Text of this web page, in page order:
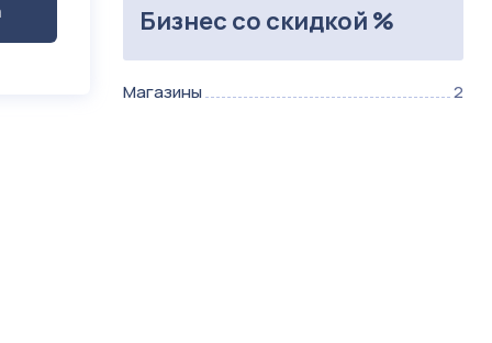
Бизнес со скидкой %
Магазины 2